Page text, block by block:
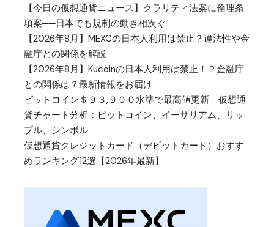
【今日の仮想通貨ニュース】クラリティ法案に倫理条
項案──日本でも規制の動き相次ぐ
【2026年8月】MEXCの日本人利用は禁止？違法性や金
融庁との関係を解説
【2026年8月】Kucoinの日本人利用は禁止！？金融庁
との関係は？最新情報をお届け
ビットコイン＄９３,９００水準で最高値更新 仮想通
貨チャート分析：ビットコイン、イーサリアム、リッ
プル、シンボル
仮想通貨クレジットカード（デビットカード）おすす
めランキング12選【2026年最新】